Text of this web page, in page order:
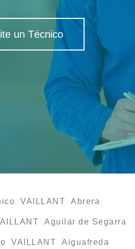
un Técnico
VAILLANT Abrera
Aguilar de Segarra
VAILLANT Aiguafreda